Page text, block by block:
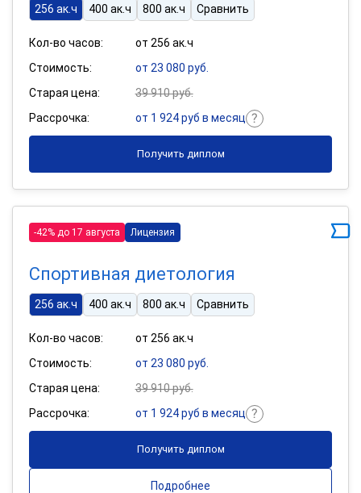
256 ак.ч 400 ак.ч 800 ак.ч Сравнить
Кол-во часов:
от 256 ак.ч
Стоимость:
от 23 080 руб.
Старая цена:
39 910 руб.
Рассрочка:
от 1 924 руб в месяц
Получить диплом
-42% до 17 августа Лицензия
Спортивная диетология
256 ак.ч 400 ак.ч 800 ак.ч Сравнить
Кол-во часов:
от 256 ак.ч
Стоимость:
от 23 080 руб.
Старая цена:
39 910 руб.
Рассрочка:
от 1 924 руб в месяц
Получить диплом
Подробнее